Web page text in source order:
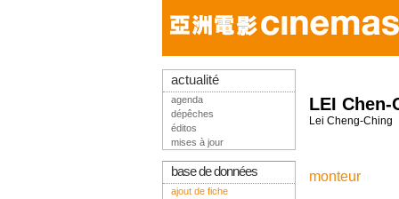
LEI Chen-
Lei Cheng-Ching
monteur
actualité
agenda
dépêches
éditos
mises à jour
base de données
ajout de fiche